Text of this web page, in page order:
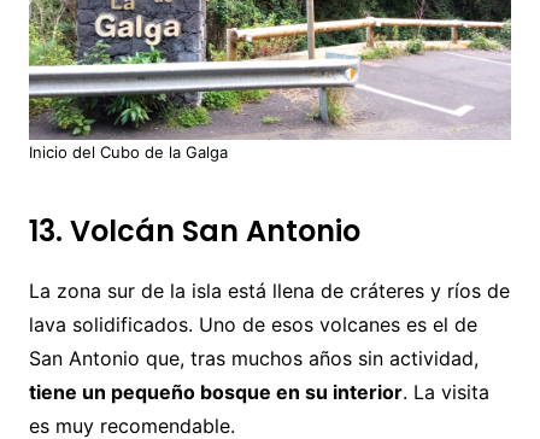
Inicio del Cubo de la Galga
13. Volcán San Antonio
La zona sur de la isla está llena de cráteres y ríos de
lava solidificados. Uno de esos volcanes es el de
San Antonio que, tras muchos años sin actividad,
tiene un pequeño bosque en su interior. La visita
es muy recomendable.